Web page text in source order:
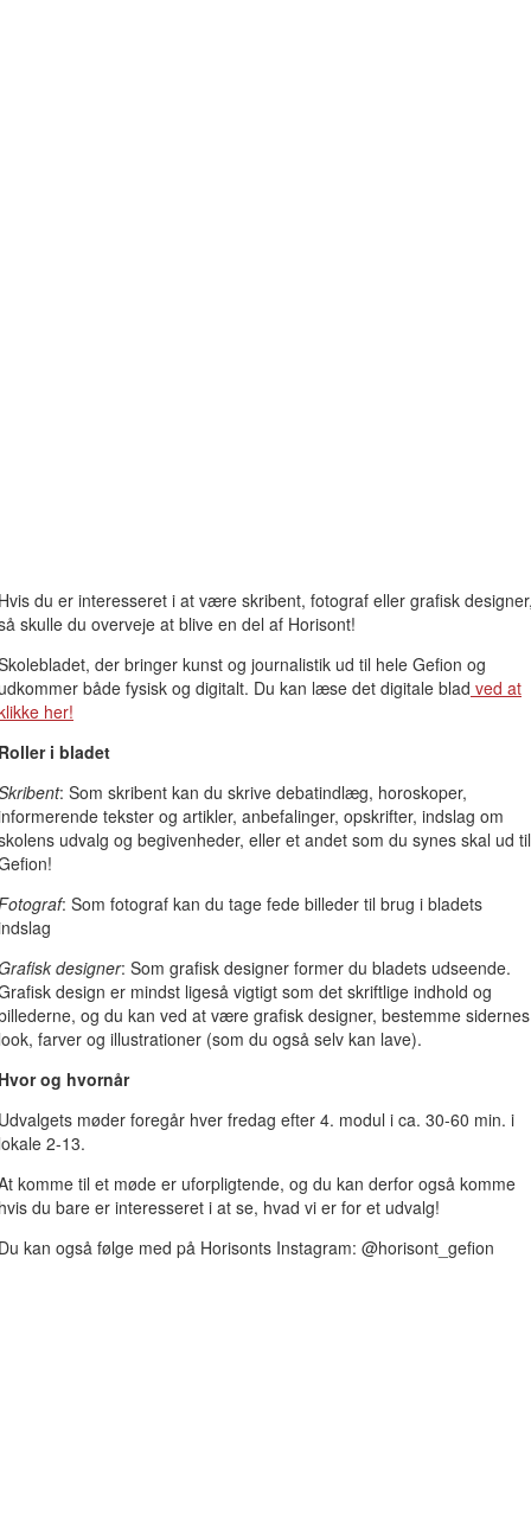
du er interesseret i at være skribent, fotograf eller grafisk
skulle du overveje at blive en del af Horisont!
der bringer kunst og journalistik ud til hele Gefion og
både fysisk og digitalt. Du kan læse det digitale blad ved at
her!
i bladet
: Som skribent kan du skrive debatindlæg, horoskoper,
tekster og artikler, anbefalinger, opskrifter, indslag om
udvalg og begivenheder, eller et andet som du synes skal ud til
: Som fotograf kan du tage fede billeder til brug i bladets
designer: Som grafisk designer former du bladets udseende.
design er mindst ligeså vigtigt som det skriftlige indhold og
og du kan ved at være grafisk designer, bestemme sidernes
farver og illustrationer (som du også selv kan lave).
og hvornår
møder foregår hver fredag efter 4. modul i ca. 30-60 min. i
2-13.
komme til et møde er uforpligtende, og du kan derfor også komme
du bare er interesseret i at se, hvad vi er for et udvalg!
kan også følge med på Horisonts Instagram: @horisont_gefion